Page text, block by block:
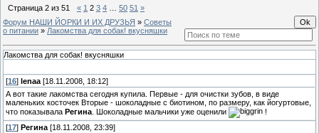
Страница 2 из 51 « 1 2 3 4 50 51 »
Форум НАШИ ЙОРКИ И ИХ ДРУЗЬЯ » Советы
о питании » Лакомства для собак! вкусняшки
Лакомства для собак! вкусняшки
[16] lenaa [18.11.2008, 18:12]
А вот такие лакомства сегодня купила. Первые - для очистки зубов, в виде
маленьких косточек Вторые - шоколадные с биотином, по размеру, как йогуртовые,
что показывала Регина . Шоколадные мальчики уже оценили
!
[17] Регина [18.11.2008, 23:39]